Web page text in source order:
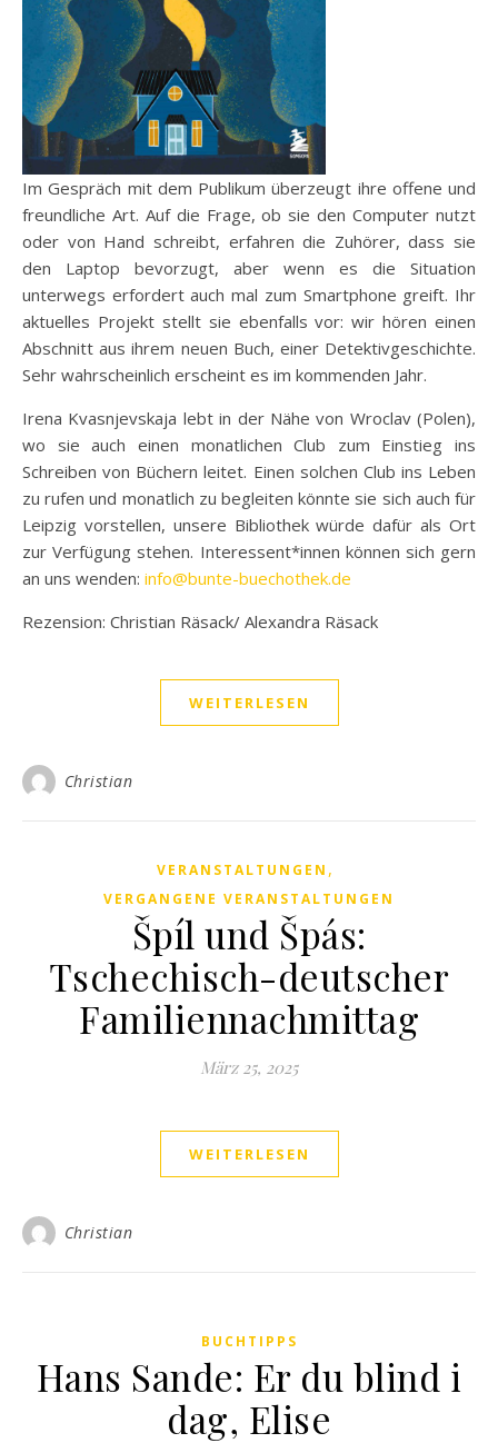
Im Gespräch mit dem Publikum überzeugt ihre offene und
freundliche Art. Auf die Frage, ob sie den Computer nutzt
oder von Hand schreibt, erfahren die Zuhörer, dass sie
den Laptop bevorzugt, aber wenn es die Situation
unterwegs erfordert auch mal zum Smartphone greift. Ihr
aktuelles Projekt stellt sie ebenfalls vor: wir hören einen
Abschnitt aus ihrem neuen Buch, einer Detektivgeschichte.
Sehr wahrscheinlich erscheint es im kommenden Jahr.
Irena Kvasnjevskaja lebt in der Nähe von Wroclav (Polen),
wo sie auch einen monatlichen Club zum Einstieg ins
Schreiben von Büchern leitet. Einen solchen Club ins Leben
zu rufen und monatlich zu begleiten könnte sie sich auch für
Leipzig vorstellen, unsere Bibliothek würde dafür als Ort
zur Verfügung stehen. Interessent*innen können sich gern
an uns wenden: info@bunte-buechothek.de
Rezension: Christian Räsack/ Alexandra Räsack
WEITERLESEN
Christian
VERANSTALTUNGEN ,
VERGANGENE VERANSTALTUNGEN
Špíl und Špás:
Tschechisch-deutscher
Familiennachmittag
März 25, 2025
WEITERLESEN
Christian
BUCHTIPPS
Hans Sande: Er du blind i
dag, Elise